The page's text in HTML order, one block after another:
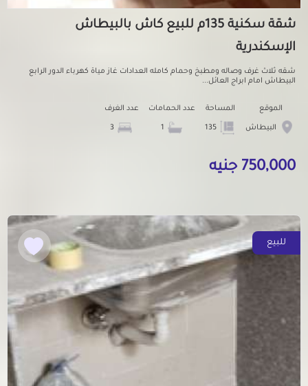
شقة سكنية 135م للبيع كاش بالبيطاش
الإسكندرية
شقه ثلاث غرف وصاله ومطبخ وحمام كامله العدادات غاز مياة كهرباء الدور الرابع
البيطاش امام ابراج العائل...
الموقع
البيطاش
المساحة عدد الحمامات عدد الغرف
750,000 جنيه
للبيع